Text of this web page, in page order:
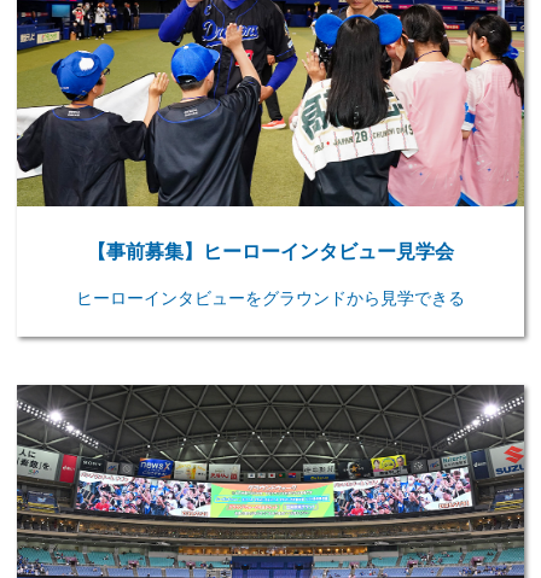
【事前募集】ヒーローインタビュー見学会
ヒーローインタビューをグラウンドから見学できる